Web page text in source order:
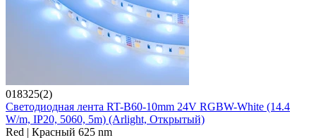
018325(2)
Светодиодная лента RT-B60-10mm 24V RGBW-White (14.4
W/m, IP20, 5060, 5m) (Arlight, Открытый)
Red | Красный 625 nm